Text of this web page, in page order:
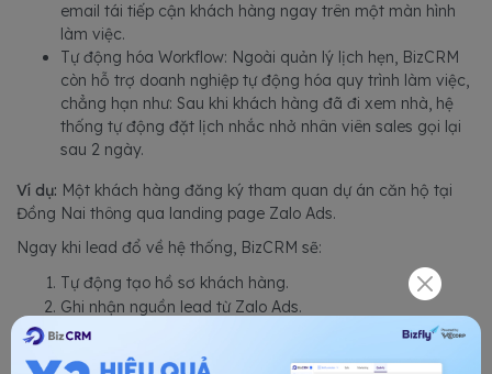
email tái tiếp cận khách hàng ngay trên một màn hình
làm việc.
Tự động hóa Workflow: Ngoài quản lý lịch hẹn, BizCRM
còn hỗ trợ doanh nghiệp tự động hóa quy trình làm việc,
chẳng hạn như: Sau khi khách hàng đã đi xem nhà, hệ
thống tự động đặt lịch nhắc nhở nhân viên sales gọi lại
sau 2 ngày.
Ví dụ: Một khách hàng đăng ký tham quan dự án căn hộ tại
Đồng Nai thông qua landing page Zalo Ads.
Ngay khi lead đổ về hệ thống, BizCRM sẽ:
Tự động tạo hồ sơ khách hàng.
Ghi nhận nguồn lead từ Zalo Ads.
Phân bổ lead cho đúng sales phụ trách dự án.
Tạo lịch hẹn tham quan nhà mẫu vào cuối tuần.